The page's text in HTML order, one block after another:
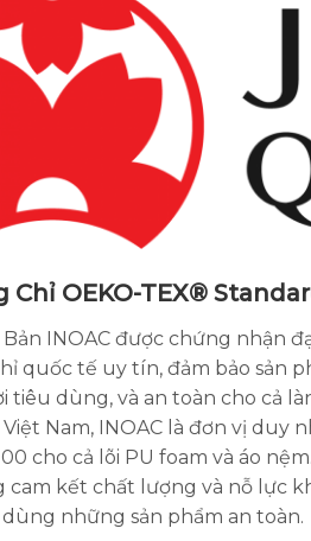
Chỉ OEKO-TEX®
INOAC được chứng nhận
quốc tế uy tín, đảm bảo sản
tiêu dùng, và an toàn cho cả
Nam, INOAC là đơn vị duy
cho cả lõi PU foam và áo
cam kết chất lượng và nỗ lực
những sản phẩm an toàn.